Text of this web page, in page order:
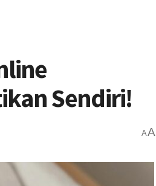
Sendiri!
AA